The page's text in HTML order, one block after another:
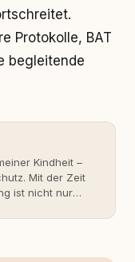
Protokolle, BAT
begleitende
Kindheit –
Mit der Zeit
ist nicht nur
kam mit meinem